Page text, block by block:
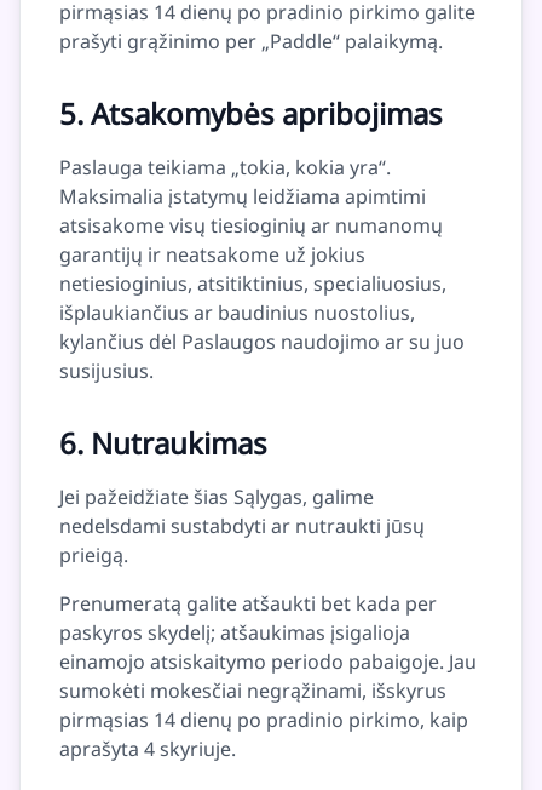
pirmąsias 14 dienų po pradinio pirkimo galite
prašyti grąžinimo per „Paddle“ palaikymą.
5. Atsakomybės apribojimas
Paslauga teikiama „tokia, kokia yra“.
Maksimalia įstatymų leidžiama apimtimi
atsisakome visų tiesioginių ar numanomų
garantijų ir neatsakome už jokius
netiesioginius, atsitiktinius, specialiuosius,
išplaukiančius ar baudinius nuostolius,
kylančius dėl Paslaugos naudojimo ar su juo
susijusius.
6. Nutraukimas
Jei pažeidžiate šias Sąlygas, galime
nedelsdami sustabdyti ar nutraukti jūsų
prieigą.
Prenumeratą galite atšaukti bet kada per
paskyros skydelį; atšaukimas įsigalioja
einamojo atsiskaitymo periodo pabaigoje. Jau
sumokėti mokesčiai negrąžinami, išskyrus
pirmąsias 14 dienų po pradinio pirkimo, kaip
aprašyta 4 skyriuje.